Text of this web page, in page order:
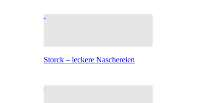
Storck – leckere Naschereien